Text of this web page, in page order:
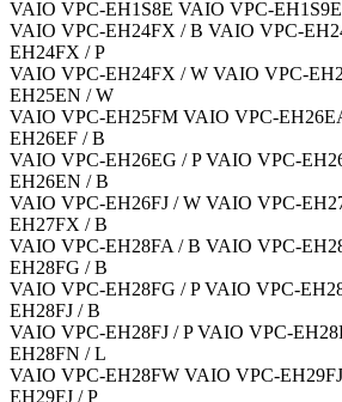
VAIO VPC-EH1S8E VAIO VPC-
VAIO VPC-EH24FX / B VAIO VPC-
EH24FX / P
VAIO VPC-EH24FX / W VAIO VPC-
EH25EN / W
VAIO VPC-EH25FM VAIO VPC-
EH26EF / B
VAIO VPC-EH26EG / P VAIO VPC-
EH26EN / B
VAIO VPC-EH26FJ / W VAIO VPC-
EH27FX / B
VAIO VPC-EH28FA / B VAIO VPC-
EH28FG / B
VAIO VPC-EH28FG / P VAIO VPC-
EH28FJ / B
VAIO VPC-EH28FJ / P VAIO VPC-
EH28FN / L
VAIO VPC-EH28FW VAIO VPC-
EH29FJ / P